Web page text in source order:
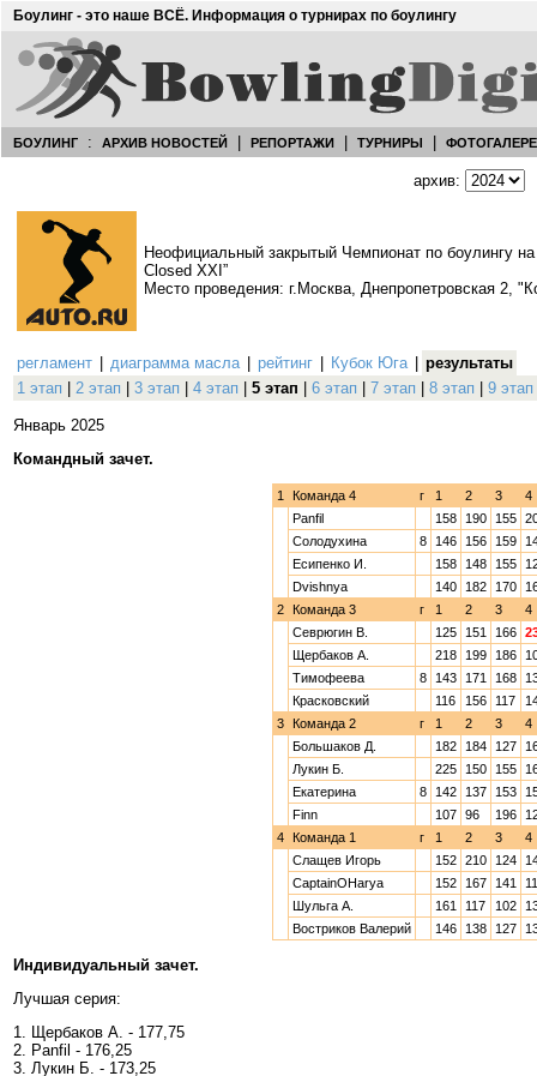
Боулинг - это наше ВСЁ. Информация о турнирах по боулингу
БОУЛИНГ : АРХИВ НОВОСТЕЙ РЕПОРТАЖИ ТУРНИРЫ
архив:
Неофициальный закрытый Чемпионат по боулингу
Closed XXI”
Место проведения: г.Москва, Днепропетровская 2,
регламент диаграмма масла рейтинг Кубок Юга
результаты
1 этап
2 этап 3 этап 4 этап 5 этап 6 этап 7 этап 8 этап 9 этап
Январь 2025
Командный зачет.
1 Команда 4 г 1 2 3
4
Panfil
158 190 155
Солодухина
8 146 156 159
Есипенко И.
158 148 155
Dvishnya
140 182 170
2
Команда 3 г 1 2 3
4
Севрюгин В.
125 151 166
Щербаков А.
218 199 186
Тимофеева
8 143 171 168
Красковский
116 156 117
3
Команда 2 г 1 2 3
4
Большаков Д.
182 184 127
Лукин Б.
225 150 155
Екатерина
8 142 137 153
Finn
107 96 196
4
Команда 1 г 1 2 3
4
Слащев Игорь
152 210 124
CaptainOHarya
152 167 141
Шульга А.
161 117 102
Востриков Валерий
146 138 127
Индивидуальный зачет.
Лучшая серия:
1. Щербаков А. - 177,75
2. Panfil - 176,25
3. Лукин Б. - 173,25